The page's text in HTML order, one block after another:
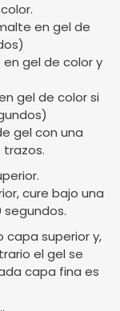
en gel de
gel de color y
gel de color si
gel con una
cure bajo una
segundos.
capa superior y,
el gel se
capa fina es